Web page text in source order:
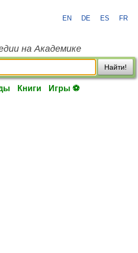
EN DE ES FR
на Академике
Найти!
Книги Игры ⚽